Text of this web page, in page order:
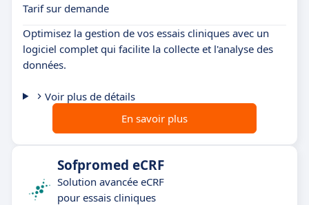
Tarif sur demande
Optimisez la gestion de vos essais cliniques avec un
logiciel complet qui facilite la collecte et l'analyse des
données.
Voir plus de détails
En savoir plus
Sofpromed eCRF
Solution avancée eCRF
pour essais cliniques